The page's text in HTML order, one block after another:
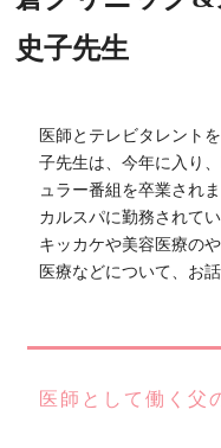
史子先生
医師とテレビタレント
子先生は、今年に入り
ュラー番組を卒業され
カルスパに勤務されて
キッカケや美容医療の
医療などについて、お
医師として働く父